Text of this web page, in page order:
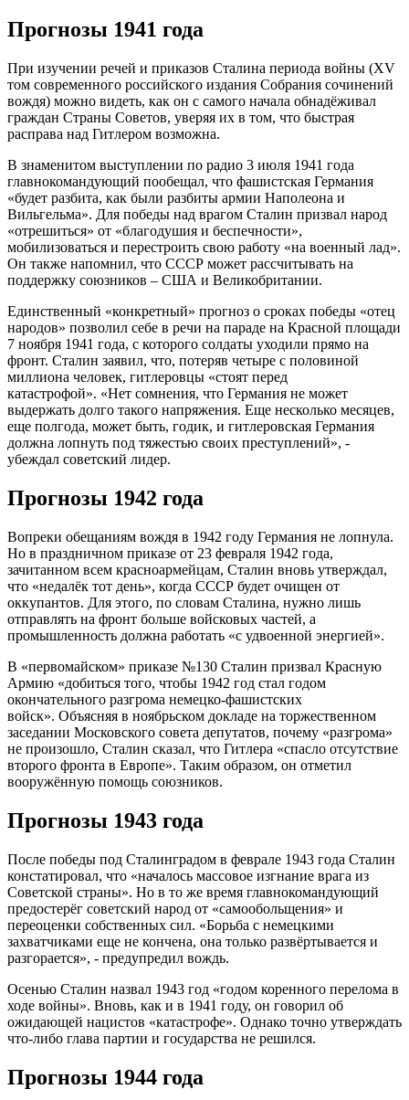
Прогнозы 1941 года
При изучении речей и приказов Сталина периода войны (XV
том современного российского издания Собрания сочинений
вождя) можно видеть, как он с самого начала обнадёживал
граждан Страны Советов, уверяя их в том, что быстрая
расправа над Гитлером возможна.
В знаменитом выступлении по радио 3 июля 1941 года
главнокомандующий пообещал, что фашистская Германия
«будет разбита, как были разбиты армии Наполеона и
Вильгельма». Для победы над врагом Сталин призвал народ
«отрешиться» от «благодушия и беспечности»,
мобилизоваться и перестроить свою работу «на военный лад».
Он также напомнил, что СССР может рассчитывать на
поддержку союзников – США и Великобритании.
Единственный «конкретный» прогноз о сроках победы «отец
народов» позволил себе в речи на параде на Красной площади
7 ноября 1941 года, с которого солдаты уходили прямо на
фронт. Сталин заявил, что, потеряв четыре с половиной
миллиона человек, гитлеровцы «стоят перед
катастрофой». «Нет сомнения, что Германия не может
выдержать долго такого напряжения. Еще несколько месяцев,
еще полгода, может быть, годик, и гитлеровская Германия
должна лопнуть под тяжестью своих преступлений», -
убеждал советский лидер.
Прогнозы 1942 года
Вопреки обещаниям вождя в 1942 году Германия не лопнула.
Но в праздничном приказе от 23 февраля 1942 года,
зачитанном всем красноармейцам, Сталин вновь утверждал,
что «недалёк тот день», когда СССР будет очищен от
оккупантов. Для этого, по словам Сталина, нужно лишь
отправлять на фронт больше войсковых частей, а
промышленность должна работать «с удвоенной энергией».
В «первомайском» приказе №130 Сталин призвал Красную
Армию «добиться того, чтобы 1942 год стал годом
окончательного разгрома немецко-фашистских
войск». Объясняя в ноябрьском докладе на торжественном
заседании Московского совета депутатов, почему «разгрома»
не произошло, Сталин сказал, что Гитлера «спасло отсутствие
второго фронта в Европе». Таким образом, он отметил
вооружённую помощь союзников.
Прогнозы 1943 года
После победы под Сталинградом в феврале 1943 года Сталин
констатировал, что «началось массовое изгнание врага из
Советской страны». Но в то же время главнокомандующий
предостерёг советский народ от «самообольщения» и
переоценки собственных сил. «Борьба с немецкими
захватчиками еще не кончена, она только развёртывается и
разгорается», - предупредил вождь.
Осенью Сталин назвал 1943 год «годом коренного перелома в
ходе войны». Вновь, как и в 1941 году, он говорил об
ожидающей нацистов «катастрофе». Однако точно утверждать
что-либо глава партии и государства не решился.
Прогнозы 1944 года